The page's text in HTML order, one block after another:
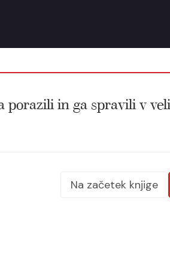
porazili in ga spravili v
Na začetek knjige